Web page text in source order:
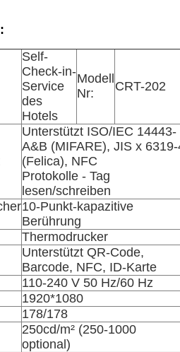
Self-
Check-in-
Service
des
Hotels
Modell
Nr:
CRT-202
Unterstützt ISO/IEC 14443-
A&B (MIFARE), JIS x
(Felica), NFC
Protokolle - Tag
lesen/schreiben
10-Punkt-kapazitive
Berührung
Thermodrucker
Unterstützt QR-Code,
Barcode, NFC, ID-Karte
110-240 V 50 Hz/60 Hz
1920*1080
178/178
250cd/m² (250-1000
optional)